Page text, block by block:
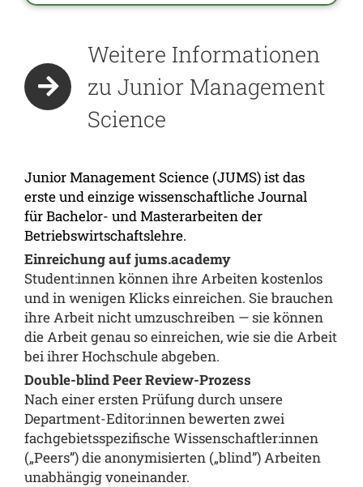
Weitere Informationen
zu Junior Management
Science
Junior Management Science (JUMS) ist das
erste und einzige wissenschaftliche Journal
für Bachelor- und Masterarbeiten der
Betriebswirtschaftslehre.
Einreichung auf jums.academy
Student:innen können ihre Arbeiten kostenlos
und in wenigen Klicks einreichen. Sie brauchen
ihre Arbeit nicht umzuschreiben — sie können
die Arbeit genau so einreichen, wie sie die Arbeit
bei ihrer Hochschule abgeben.
Double-blind Peer Review-Prozess
Nach einer ersten Prüfung durch unsere
Department-Editor:innen bewerten zwei
fachgebietsspezifische Wissenschaftler:innen
(„Peers”) die anonymisierten („blind”) Arbeiten
unabhängig voneinander.